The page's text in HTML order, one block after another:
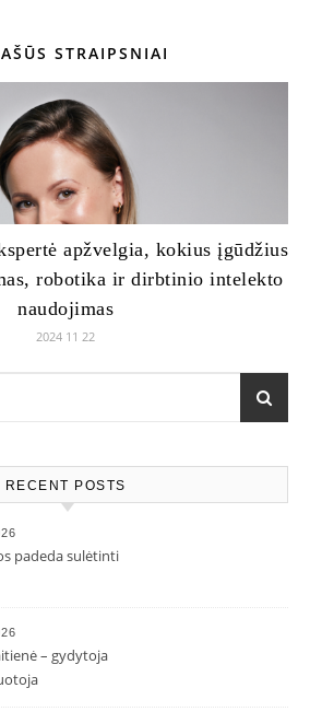
STRAIPSNIAI
apžvelgia, kokius įgūdžius
robotika ir dirbtinio intelekto
naudojimas
2024 11 22
RECENT POSTS
padeda sulėtinti
– gydytoja